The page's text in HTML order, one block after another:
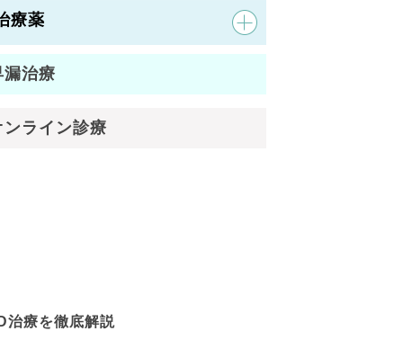
療薬
漏治療
ンライン診療
治療を徹底解説